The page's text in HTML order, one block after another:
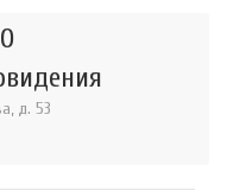
д. 53